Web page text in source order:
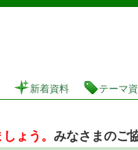
館 蔵書検索・予約システム
新着資料 テーマ
ょう。 みなさまのご